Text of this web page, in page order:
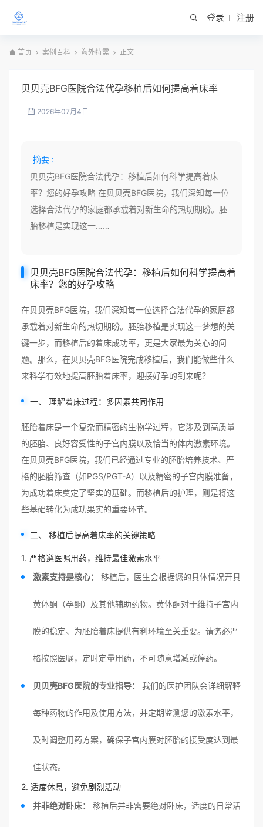
登录 注册
首页 案例百科 海外特需 正文
贝贝壳BFG医院合法代孕移植后如何提高着床率
2026年07月4日
摘要 :
贝贝壳BFG医院合法代孕：移植后如何科学提高着床
率？您的好孕攻略 在贝贝壳BFG医院，我们深知每一位
选择合法代孕的家庭都承载着对新生命的热切期盼。胚
胎移植是实现这一……
贝贝壳BFG医院合法代孕：移植后如何科学提高着
床率？您的好孕攻略
在贝贝壳BFG医院，我们深知每一位选择合法代孕的家庭都
承载着对新生命的热切期盼。胚胎移植是实现这一梦想的关
键一步，而移植后的着床成功率，更是大家最为关心的问
题。那么，在贝贝壳BFG医院完成移植后，我们能做些什么
来科学有效地提高胚胎着床率，迎接好孕的到来呢？
一、 理解着床过程：多因素共同作用
胚胎着床是一个复杂而精密的生物学过程，它涉及到高质量
的胚胎、良好容受性的子宫内膜以及恰当的体内激素环境。
在贝贝壳BFG医院，我们已经通过专业的胚胎培养技术、严
格的胚胎筛查（如PGS/PGT-A）以及精密的子宫内膜准备，
为成功着床奠定了坚实的基础。而移植后的护理，则是将这
些基础转化为成功果实的重要环节。
二、 移植后提高着床率的关键策略
1. 严格遵医嘱用药，维持最佳激素水平
激素支持是核心：
移植后，医生会根据您的具体情况开具
黄体酮（孕酮）及其他辅助药物。黄体酮对于维持子宫内
膜的稳定、为胚胎着床提供有利环境至关重要。请务必严
格按照医嘱，定时定量用药，不可随意增减或停药。
贝贝壳BFG医院的专业指导： 我们的医护团队会详细解释
每种药物的作用及使用方法，并定期监测您的激素水平，
及时调整用药方案，确保子宫内膜对胚胎的接受度达到最
佳状态。
2. 适度休息，避免剧烈活动
并非绝对卧床：
移植后并非需要绝对卧床，适度的日常活